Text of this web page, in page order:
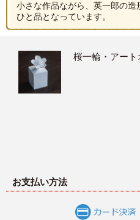
小さな作品ながら、英一郎の
ひと品となっています。
桜一輪・アー
お支払い方法